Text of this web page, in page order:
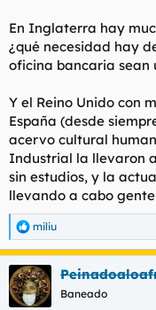
En Inglaterra hay
¿qué necesidad hay
oficina bancaria sean
Y el Reino Unido con
España (desde
acervo cultural
Industrial la llevaron
sin estudios, y la
llevando a cabo
R
e
a
c
c
i
miliu
Baneado